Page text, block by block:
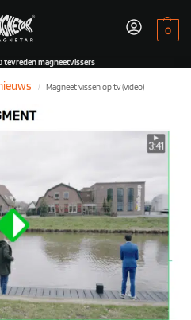
0
tevreden magneetvissers
/ Magneet vissen op tv (video)